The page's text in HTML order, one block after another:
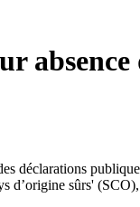
déclarations
d’origine sûrs'